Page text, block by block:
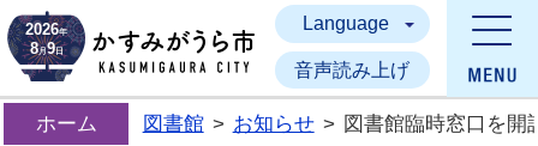
かすみがうら市
2026年
8月9日
Language
音声読み上げ
ホーム 図書館 > お知らせ > 図書館臨時窓口を開